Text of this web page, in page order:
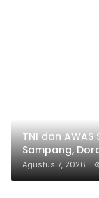
TNI dan
Sampang,
Agustus 7, 2026